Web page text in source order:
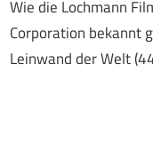
Wie die Lochmann
Corporation bekannt
Leinwand der Welt